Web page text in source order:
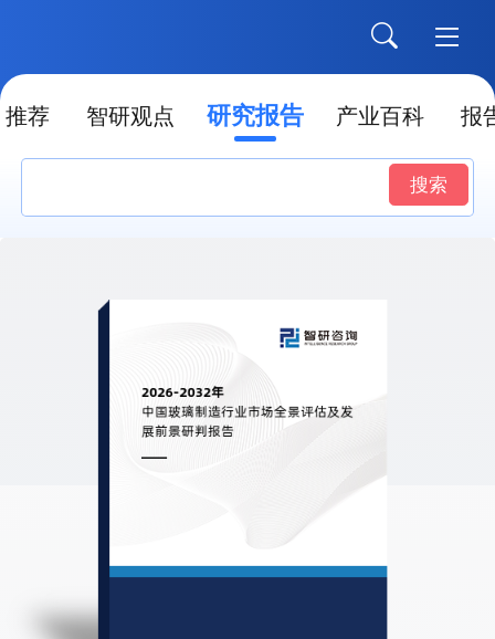
推荐 智研观点 研究报告 产业百科 报
搜索